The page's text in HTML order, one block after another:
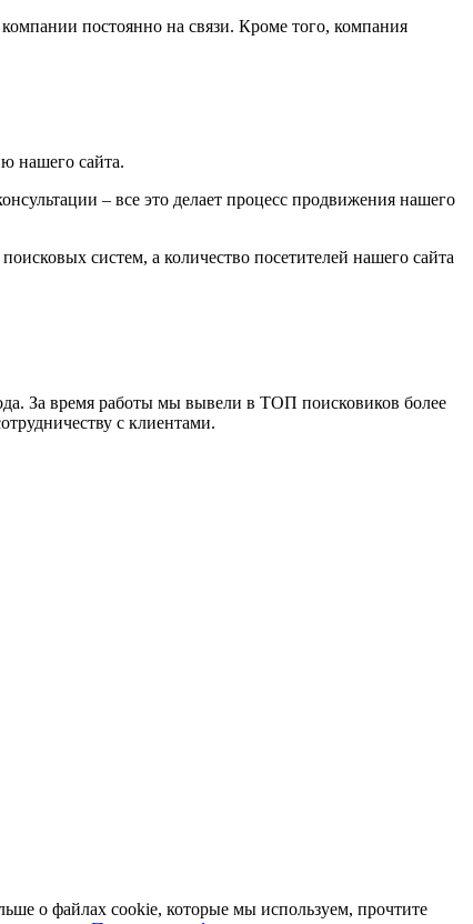
постоянно на связи. Кроме того, компания
нашего сайта.
– все это делает процесс продвижения нашего
систем, а количество посетителей нашего сайта
За время работы мы вывели в ТОП поисковиков более
с клиентами.
о файлах cookie, которые мы используем, прочтите